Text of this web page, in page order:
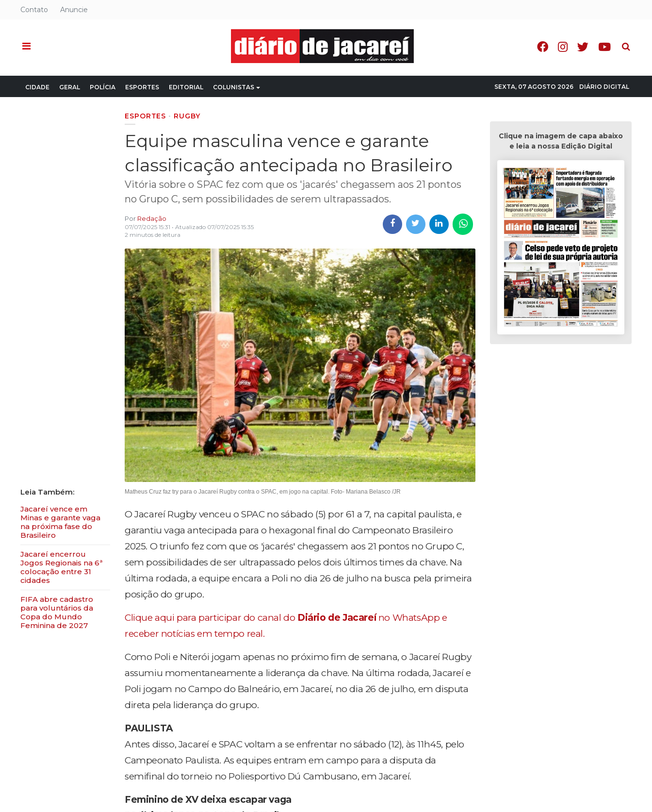
Contato Anuncie
Pesquisa
CIDADE GERAL POLÍCIA ESPORTES EDITORIAL COLUNISTAS SEXTA, 07 AGOSTO 2026 DIÁRIO DIGITAL
Jacareí vence em
Minas e garante vaga
na próxima fase do
Brasileiro
Jacareí encerrou
Jogos Regionais na 6ª
colocação entre 31
cidades
FIFA abre cadastro
para voluntários da
Copa do Mundo
Feminina de 2027
ESPORTES RUGBY
Equipe masculina vence e garante
classificação antecipada no Brasileiro
Vitória sobre o SPAC fez com que os 'jacarés' chegassem aos 21 pontos
no Grupo C, sem possibilidades de serem ultrapassados.
Por Redação
07/07/2025 15:31 • Atualizado 07/07/2025 15:35
2 minutos de leitura
Matheus Cruz faz try para o Jacareí Rugby contra o SPAC, em jogo na capital. Foto- Mariana Belasco /JR
O Jacareí Rugby venceu o SPAC no sábado (5) por 61 a 7, na capital paulista, e
garantiu vaga antecipada para o hexagonal final do Campeonato Brasileiro
2025. O triunfo fez com que os 'jacarés' chegassem aos 21 pontos no Grupo C,
sem possibilidades de ser ultrapassado pelos dois últimos times da chave. Na
última rodada, a equipe encara a Poli no dia 26 de julho na busca pela primeira
posição do grupo.
Clique aqui para participar do canal do Diário de Jacareíno WhatsApp e
receber notícias em tempo real.
Como Poli e Niterói jogam apenas no próximo fim de semana, o Jacareí Rugby
assumiu momentaneamente a liderança da chave. Na última rodada, Jacareí e
Poli jogam no Campo do Balneário, em Jacareí, no dia 26 de julho, em disputa
direta pela liderança do grupo.
PAULISTA
Antes disso, Jacareí e SPAC voltam a se enfrentar no sábado (12), às 11h45, pelo
Campeonato Paulista. As equipes entram em campo para a disputa da
semifinal do torneio no Poliesportivo Dú Cambusano, em Jacareí.
Feminino de XV deixa escapar vaga
Clique na imagem de capa abaixo
e leia a nossa Edição Digital